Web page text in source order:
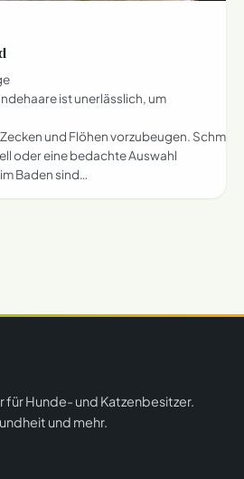
ist unerlässlich, um
und Flöhen vorzubeugen.
oder eine bedachte Auswahl
Baden sind…
Hunde- und Katzenbesitzer.
und mehr.